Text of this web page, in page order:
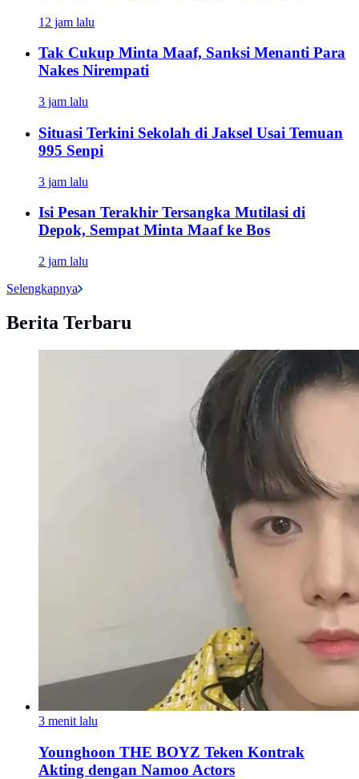
12 jam lalu
Tak Cukup Minta Maaf, Sanksi Menanti Para
Nakes Nirempati
3 jam lalu
Situasi Terkini Sekolah di Jaksel Usai Temuan
995 Senpi
3 jam lalu
Isi Pesan Terakhir Tersangka Mutilasi di
Depok, Sempat Minta Maaf ke Bos
2 jam lalu
Selengkapnya
Berita Terbaru
3 menit lalu
Younghoon THE BOYZ Teken Kontrak
Akting dengan Namoo Actors